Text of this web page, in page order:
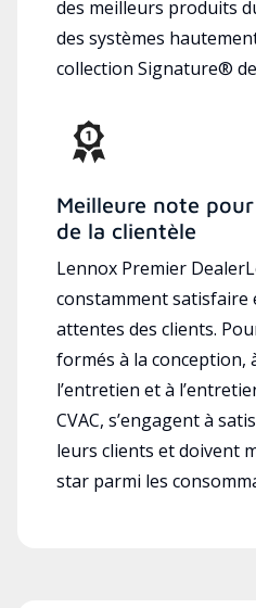
des meilleurs produits
des systèmes
collection Signature®
Meilleure note
de la clientèle
Lennox Premier
constamment satisfaire
attentes des clients.
formés à la conception,
l’entretien et à
CVAC, s’engagent à
leurs clients et doivent
star parmi les